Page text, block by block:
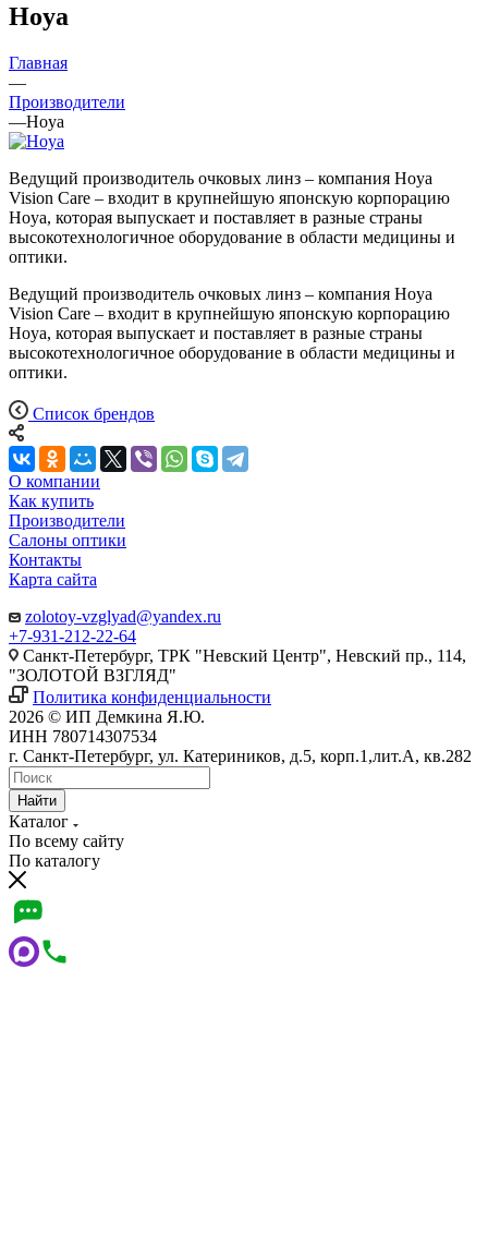
Hoya
Главная
—
Производители
—Hoya
Ведущий производитель очковых линз – компания Hoya
Vision Care – входит в крупнейшую японскую корпорацию
Hoya, которая выпускает и поставляет в разные страны
высокотехнологичное оборудование в области медицины и
оптики.
Ведущий производитель очковых линз – компания Hoya
Vision Care – входит в крупнейшую японскую корпорацию
Hoya, которая выпускает и поставляет в разные страны
высокотехнологичное оборудование в области медицины и
оптики.
Список брендов
О компании
Как купить
Производители
Салоны оптики
Контакты
Карта сайта
zolotoy-vzglyad@yandex.ru
+7-931-212-22-64
Санкт-Петербург, ТРК "Невский Центр", Невский пр., 114,
"ЗОЛОТОЙ ВЗГЛЯД"
Политика конфиденциальности
2026 © ИП Демкина Я.Ю.
ИНН 780714307534
г. Санкт-Петербург, ул. Катериников, д.5, корп.1,лит.А, кв.282
Найти
Каталог
По всему сайту
По каталогу